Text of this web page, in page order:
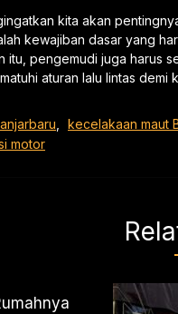
kita akan
kewajiban dasar yang
itu, pengemudi juga harus
aturan lalu lintas demi
kecelakaan maut
motor